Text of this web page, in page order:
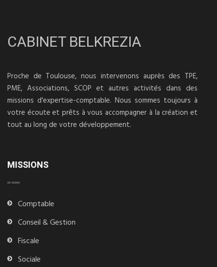
CABINET BELKREZIA
Proche de Toulouse, nous intervenons auprès des TPE,
PME, Associations, SCOP et autres activités dans des
missions d'expertise-comptable. Nous sommes toujours à
votre écoute et prêts à vous accompagner à la création et
tout au long de votre développement.
MISSIONS
Comptable
Conseil & Gestion
Fiscale
Sociale